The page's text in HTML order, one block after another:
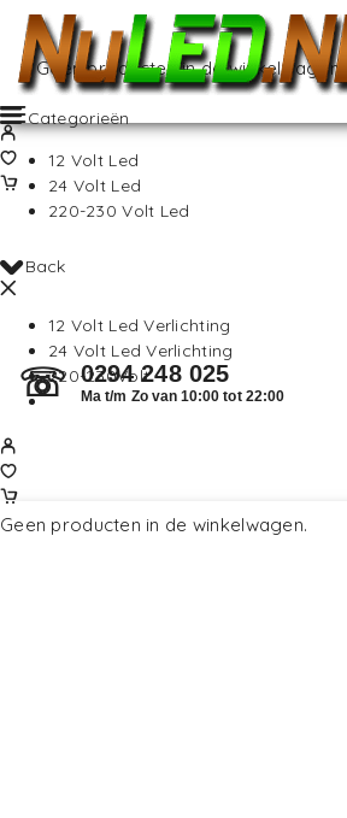
Geen producten in de winkelwagen.
Back
12 Volt Led Verlichting
24 Volt Led Verlichting
220-230Volt
Categorieën
12 Volt Led
24 Volt Led
220-230 Volt Led
☏ 0294 248 025
Ma t/m Zo van 10:00 tot 22:00
Geen producten in de winkelwagen.